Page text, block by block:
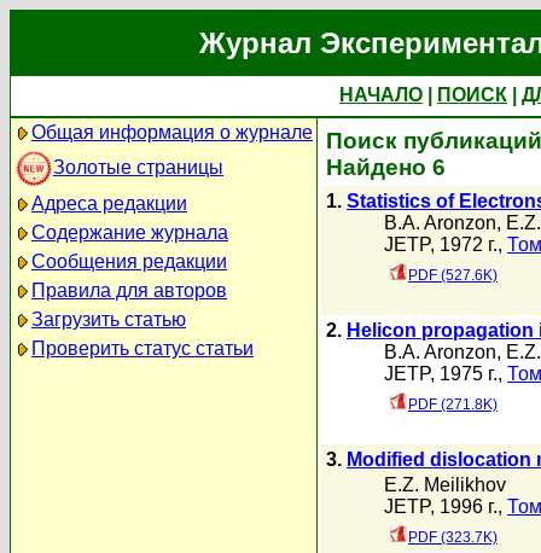
Журнал
НАЧАЛО ПОИСК
Общая информация о журнале
Золотые страницы
Адреса редакции
Содержание журнала
Сообщения редакции
Правила для авторов
Загрузить статью
Проверить статус статьи
Поиск
Найдено 6
1. Statistics of
B.A. Aronzon,
JETP, 1972 г.,
PDF (527.6K)
2. Helicon
B.A. Aronzon,
JETP, 1975 г.,
PDF (271.8K)
3. Modified dislocation
E.Z. Meilikhov
JETP, 1996 г.,
PDF (323.7K)